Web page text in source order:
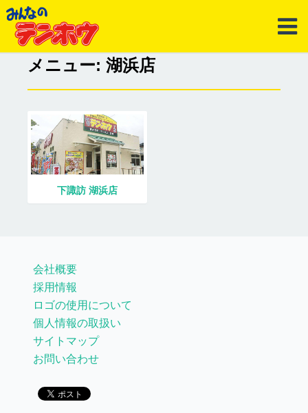
メニュー: 湖浜店
下諏訪 湖浜店
会社概要
採用情報
ロゴの使用について
個人情報の取扱い
サイトマップ
お問い合わせ